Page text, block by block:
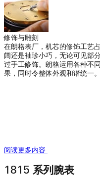
修饰与雕刻
在朗格表厂，机芯的修饰工艺
阔还是袖珍小巧，无论可见部
过手工修饰。朗格运用各种不
果，同时令整体外观和谐统一。
阅读更多内容
1815 系列腕表